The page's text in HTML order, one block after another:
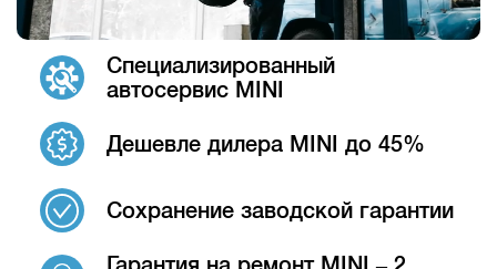
Специализированный
автосервис MINI
Дешевле дилера MINI до 45%
Сохранение заводской гарантии